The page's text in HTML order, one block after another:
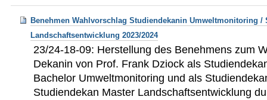
Benehmen Wahlvorschlag Studiendekanin Umweltmonitoring /
Landschaftsentwicklung 2023/2024
23/24-18-09: Herstellung des Benehmens zum
Dekanin von Prof. Frank Dziock als
Bachelor Umweltmonitoring und als
Studiendekan Master Landschaftsentwicklung